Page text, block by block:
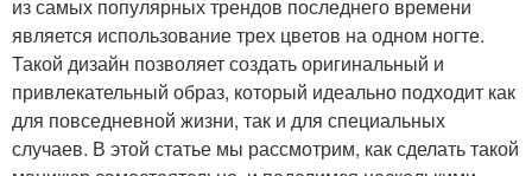
из самых популярных трендов последнего времени
является использование трех цветов на одном ногте.
Такой дизайн позволяет создать оригинальный и
привлекательный образ, который идеально подходит как
для повседневной жизни, так и для специальных
случаев. В этой статье мы рассмотрим, как сделать такой